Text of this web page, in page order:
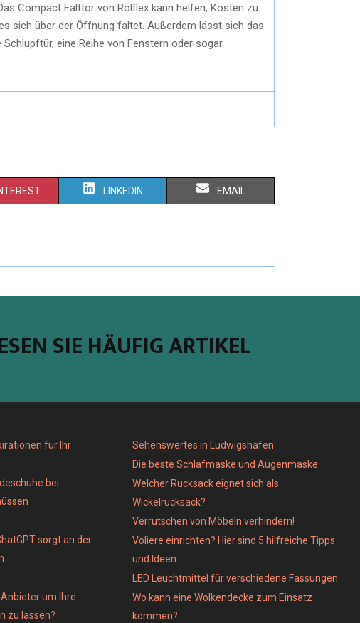
Compact Falttor von Rolflex kann helfen, Kosten zu
sich über der Öffnung faltet. Außerdem lässt sich das
eine Reihe von Fenstern oder sogar
LINKEDIN EMAIL
SIE HÄUFIG ARTIKEL
für Ihr
bei
sorgt an der
um Ihre
zu lassen?
Sehenswertes in Ludwigshafen
Die beste Schlafmaske und Augenmaske
Welcher Rucksack eignet sich als
Wickelrucksack?
Verrutschen von Möbeln verhindern!
Voliere einrichten? Hier sind 5 hilfreiche Tipps
und Ideen
LED Leuchtmittel für verschiedene Fassungen
Wo kann eine Wolkendecke zum Einsatz
kommen?